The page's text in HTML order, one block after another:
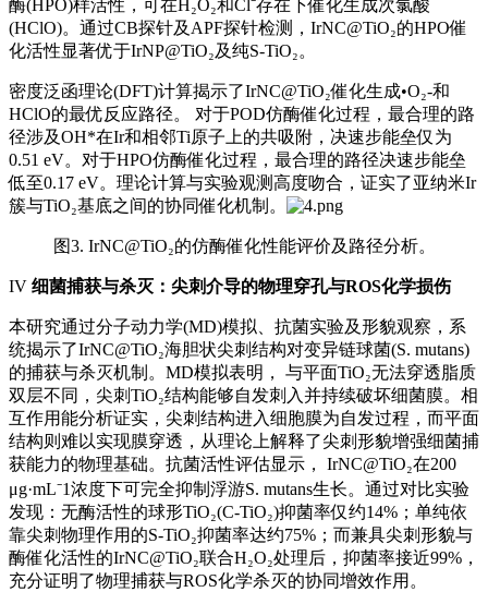
酶(HPO)样活性，可在H₂O₂和Cl⁻存在下催化生成次氯酸
(HClO)。通过CB探针及APF探针检测，IrNC@TiO₂的HPO催
化活性显著优于IrNP@TiO₂及纯S-TiO₂。
密度泛函理论(DFT)计算揭示了IrNC@TiO₂催化生成•O₂-和
HClO的最优反应路径。 对于POD仿酶催化过程，最合理的路
径涉及OH*在Ir和相邻Ti原子上的共吸附，决速步能垒仅为
0.51 eV。对于HPO仿酶催化过程，最合理的路径决速步能垒
低至0.17 eV。理论计算与实验观测高度吻合，证实了亚纳米Ir
簇与TiO₂基底之间的协同催化机制。
图3. IrNC@TiO₂的仿酶催化性能评价及路径分析。
IV 细菌捕获与杀灭：尖刺介导的物理穿孔与ROS化学损伤
本研究通过分子动力学(MD)模拟、抗菌实验及形貌观察，系
统揭示了IrNC@TiO₂海胆状尖刺结构对变异链球菌(S. mutans)
的捕获与杀灭机制。MD模拟表明， 与平面TiO₂无法穿透脂质
双层不同，尖刺TiO₂结构能够自发刺入并持续破坏细菌膜。相
互作用能分析证实，尖刺结构进入细胞膜为自发过程，而平面
结构则难以实现膜穿透，从理论上解释了尖刺形貌增强细菌捕
获能力的物理基础。抗菌活性评估显示， IrNC@TiO₂在200
μg·mL⁻1浓度下可完全抑制浮游S. mutans生长。通过对比实验
发现：无酶活性的球形TiO₂(C-TiO₂)抑菌率仅约14%；单纯依
靠尖刺物理作用的S-TiO₂抑菌率达约75%；而兼具尖刺形貌与
酶催化活性的IrNC@TiO₂联合H₂O₂处理后，抑菌率接近99%，
充分证明了物理捕获与ROS化学杀灭的协同增效作用。